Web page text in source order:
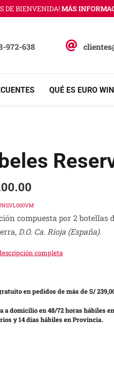
BIENVENIDA!MÁS
972-638
QUÉ ES EURO
compuesta por 2 botellas
D.O. Ca. Rioja (España).
completa
en pedidos de más de S/
a domicilio en 48/72 horas hábiles
y 14 días hábiles en Provincia.